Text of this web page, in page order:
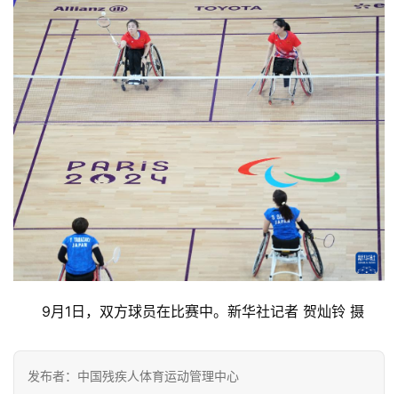
9月1日，双方球员在比赛中。新华社记者 贺灿铃 摄
发布者：中国残疾人体育运动管理中心